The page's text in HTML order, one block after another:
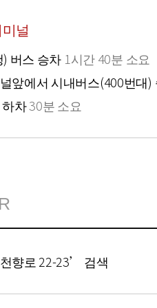
널
버스 승차 1시간 40분 소요
앞에서 시내버스(400번대)
차30분 소요
향로 22-23’ 검색